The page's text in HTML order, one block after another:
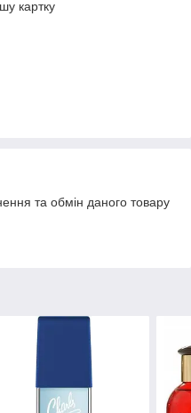
картку
та обмін даного товару